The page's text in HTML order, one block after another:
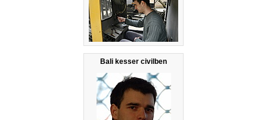
Bali kesser civilben